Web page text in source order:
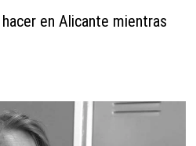
en Alicante mientras